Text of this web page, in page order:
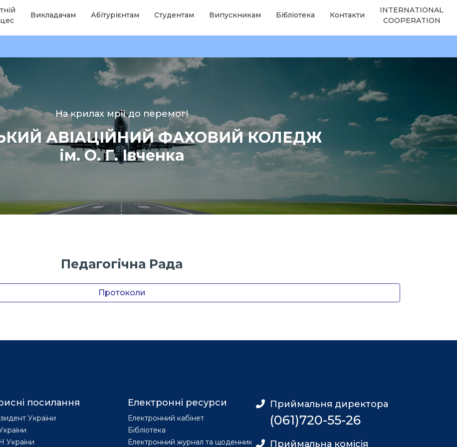
Викладачам Абітурієнтам Студентам Випускникам Бібліотека Контакти
INTERNATIONAL
COOPERATION
На крилах мрії до перемог!
АВІАЦІЙНИЙ ФАХОВИЙ КОЛЕДЖ
ім. О. Г. Івченка
Педагогічна Рада
Протоколи
посилання
України
України
Електронні ресурси
Електронний кабінет
Бібліотека
Електронний журнал та щоденник
Приймальня директора
(061)720-55-26
Приймальна комісія